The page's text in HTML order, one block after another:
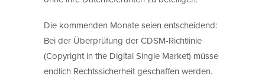
Die kommenden Monate seien entscheidend:
Bei der Überprüfung der CDSM-Richtlinie
(Copyright in the Digital Single Market) müsse
endlich Rechtssicherheit geschaffen werden.